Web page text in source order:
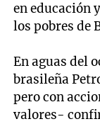
en educación
los pobres de
En aguas del
brasileña
pero con
valores-